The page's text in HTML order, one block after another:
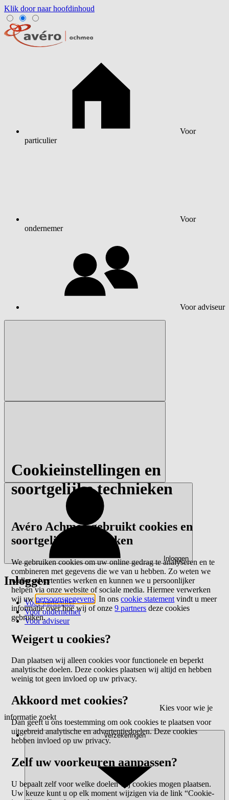
Klik door naar hoofdinhoud
Voor
particulier
Voor
ondernemer
Voor adviseur
Inloggen
Inloggen
Voor particulier
Voor ondernemer
Voor adviseur
Kies voor wie je
informatie zoekt
Verzekeringen
Cookieinstellingen en
soortgelijke technieken
Avéro Achmea gebruikt cookies en
soortgelijke technieken
We gebruiken cookies om uw online gedrag te analyseren en te
combineren met gegevens die we van u hebben. Zo weten we
welke advertenties werken en kunnen we u persoonlijker
helpen via onze website of sociale media. Hiermee verwerken
wij uwpersoonsgegevens . In onscookie statement vindt u meer
informatie over hoe wij of onze9 partners deze cookies
gebruiken.
Weigert u cookies?
Dan plaatsen wij alleen cookies voor functionele en beperkt
analytische doelen. Deze cookies plaatsen wij altijd en hebben
weinig tot geen invloed op uw privacy.
Akkoord met cookies?
Dan geeft u ons toestemming om ook cookies te plaatsen voor
uitgebreid analytische en advertentiedoelen. Deze cookies
hebben invloed op uw privacy.
Zelf uw voorkeuren aanpassen?
U bepaalt zelf voor welke doelen wij cookies mogen plaatsen.
Uw keuze kunt u op elk moment wijzigen via de link “Cookie-